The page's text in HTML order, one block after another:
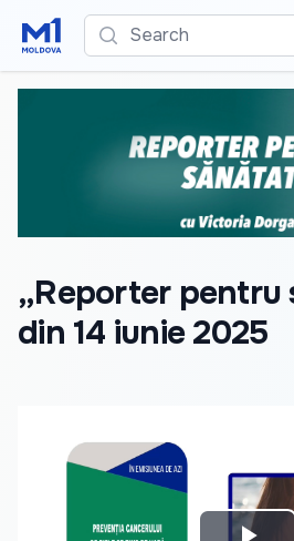
Search
„Reporter pentru
din 14 iunie 2025